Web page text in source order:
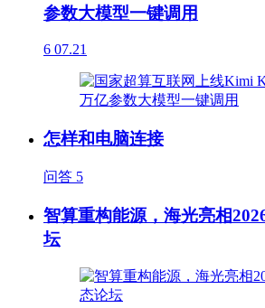
参数大模型一键调用
6 07.21
怎样和电脑连接
问答 5
智算重构能源，海光亮相
坛